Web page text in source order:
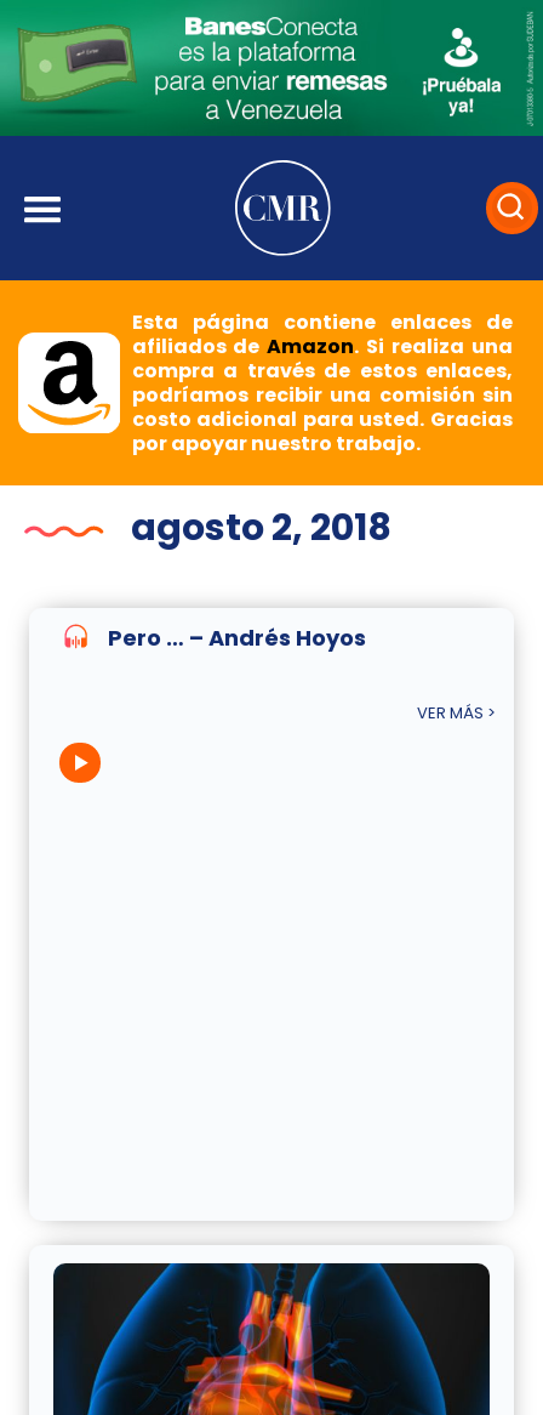
Esta página contiene enlaces de
afiliados deAmazon. Si realiza una
compra a través de estos enlaces,
podríamos recibir una comisión sin
costo adicional para usted. Gracias
por apoyar nuestro trabajo.
agosto 2, 2018
Pero … – Andrés Hoyos
VER MÁS >